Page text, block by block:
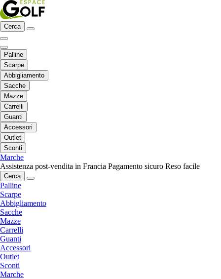
Cerca
Palline
Scarpe
Abbigliamento
Sacche
Mazze
Carrelli
Guanti
Accessori
Outlet
Sconti
Marche
Assistenza post-vendita in Francia Pagamento sicuro Reso facile
Cerca
Palline
Scarpe
Abbigliamento
Sacche
Mazze
Carrelli
Guanti
Accessori
Outlet
Sconti
Marche